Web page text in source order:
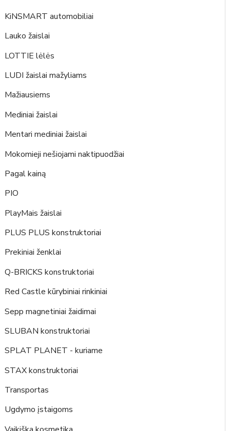
KiNSMART automobiliai
Lauko žaislai
LOTTIE lėlės
LUDI žaislai mažyliams
Mažiausiems
Mediniai žaislai
Mentari mediniai žaislai
Mokomieji nešiojami naktipuodžiai
Pagal kainą
PIO
PlayMais žaislai
PLUS PLUS konstruktoriai
Prekiniai ženklai
Q-BRICKS konstruktoriai
Red Castle kūrybiniai rinkiniai
Sepp magnetiniai žaidimai
SLUBAN konstruktoriai
SPLAT PLANET - kuriame
STAX konstruktoriai
Transportas
Ugdymo įstaigoms